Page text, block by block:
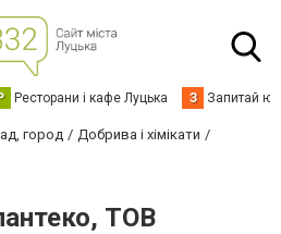
Ресторани і кафе Луцька З Запитай
город
Добрива і хімікати
ТОВ